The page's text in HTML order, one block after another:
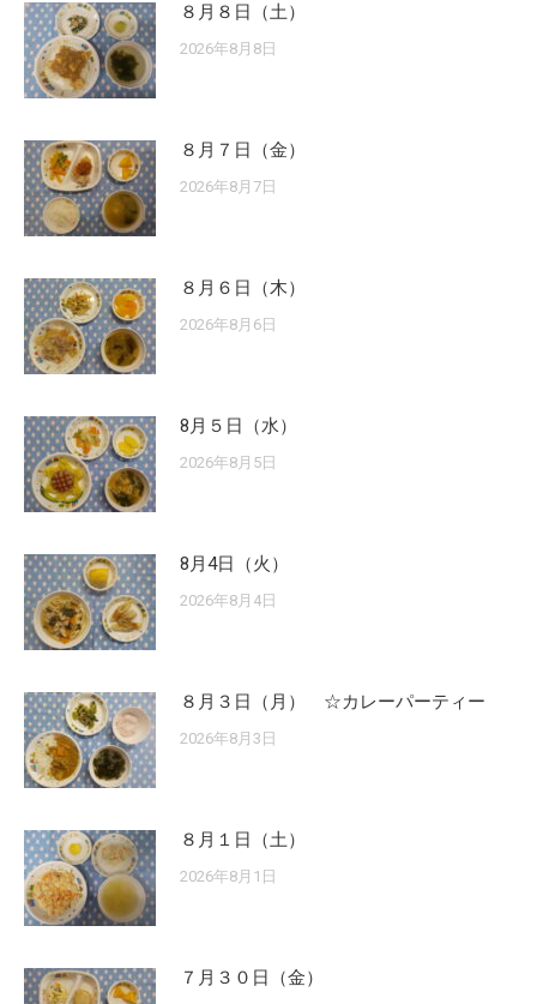
８月８日（土）
2026年8月8日
８月７日（金）
2026年8月7日
８月６日（木）
2026年8月6日
8月５日（水）
2026年8月5日
8月4日（火）
2026年8月4日
８月３日（月） ☆カレーパーティー
2026年8月3日
８月１日（土）
2026年8月1日
７月３０日（金）